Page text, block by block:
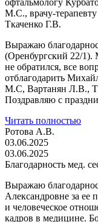
офтальмологу
М.С., врачу-
Ткаченко Г.В.
Выражаю
(Оренбургский 22/1).
не обратился, все
отблагодарить
М.С, Вартанян Л.В.,
Поздравляю с
Читать полностью
Ротова А.В.
03.06.2025
03.06.2025
Благодарность мед.
Выражаю
Александровне за ее
и человеческое
кадров в медицине.